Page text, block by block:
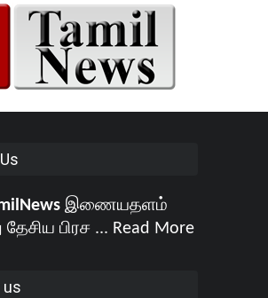
இணையதளம்
பிரச ... Read More
us